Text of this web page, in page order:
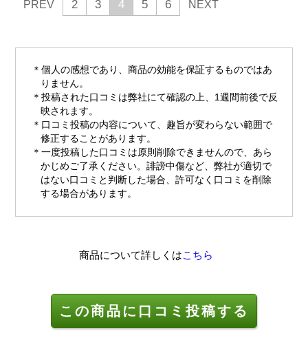
PREV 2 3 4 5 6 NEXT
個人の感想であり、商品の効能を保証するものではあ
りません。
投稿された口コミは弊社にて確認の上、1週間前後で反
映されます。
口コミ投稿の内容について、趣旨が変わらない範囲で
修正することがあります。
一度投稿した口コミは原則削除できませんので、あら
かじめご了承ください。誹謗中傷など、弊社が適切で
はない口コミと判断した場合、許可なく口コミを削除
する場合があります。
商品について詳しくはこちら
この商品に口コミ投稿する